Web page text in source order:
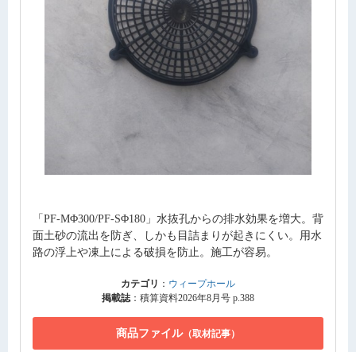
「PF-MΦ300/PF-SΦ180」水抜孔からの排水効果を増大。背
面土砂の流出を防ぎ、しかも目詰まりが起きにくい。用水
路の浮上や凍上による破損を防止。施工が容易。
カテゴリ ： ウィープホール
掲載誌：積算資料2026年8月号 p.388
商品ファイル（取材記事）